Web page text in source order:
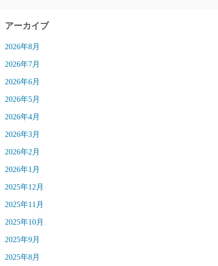
アーカイブ
2026年8月
2026年7月
2026年6月
2026年5月
2026年4月
2026年3月
2026年2月
2026年1月
2025年12月
2025年11月
2025年10月
2025年9月
2025年8月